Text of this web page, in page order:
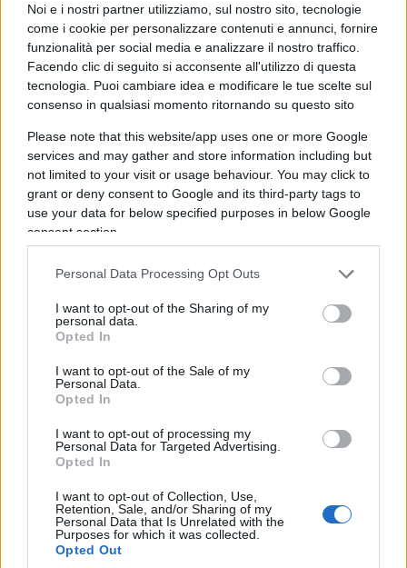
Noi e i nostri partner utilizziamo, sul nostro sito, tecnologie
come i cookie per personalizzare contenuti e annunci, fornire
funzionalità per social media e analizzare il nostro traffico.
Facendo clic di seguito si acconsente all'utilizzo di questa
tecnologia. Puoi cambiare idea e modificare le tue scelte sul
consenso in qualsiasi momento ritornando su questo sito
Please note that this website/app uses one or more Google
services and may gather and store information including but
not limited to your visit or usage behaviour. You may click to
grant or deny consent to Google and its third-party tags to
use your data for below specified purposes in below Google
consent section.
Personal Data Processing Opt Outs
I want to opt-out of the Sharing of my
personal data.
Opted In
I want to opt-out of the Sale of my
Personal Data.
Opted In
I want to opt-out of processing my
Personal Data for Targeted Advertising.
Opted In
I want to opt-out of Collection, Use,
Retention, Sale, and/or Sharing of my
Personal Data that Is Unrelated with the
Purposes for which it was collected.
Opted Out
l’acquisto di mascherine anti-Covid i 30 miliardi
per il reddito di cittadinanza.Nell’elenco
rientrano anche il il cashback, il bonus
vacanze, i banchi a rotelle e il bonus
monopattino, gli hub vaccinali a guisa di
primula… Tutta roba lanciata durante o con la
scusa del Covid. È maleducato chiedere? Sì, ormai
è rozzo, maleducato, il potere ha riconquistato
prerogative sacrali, se un giornalista fa domande
dritte, brutali, passa da terrorista, viene bloccato,
funziona così.